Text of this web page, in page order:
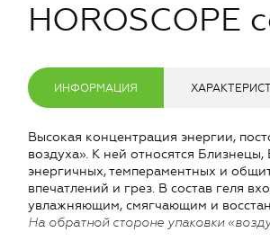
HOROSCOPE
ИНФОРМАЦИЯ
Высокая концентрация энергии,
воздуха». К ней относятся
энергичных, темпераментных и
впечатлений и грез. В состав геля
увлажняющим, смягчающим и
На обратной стороне упаковки